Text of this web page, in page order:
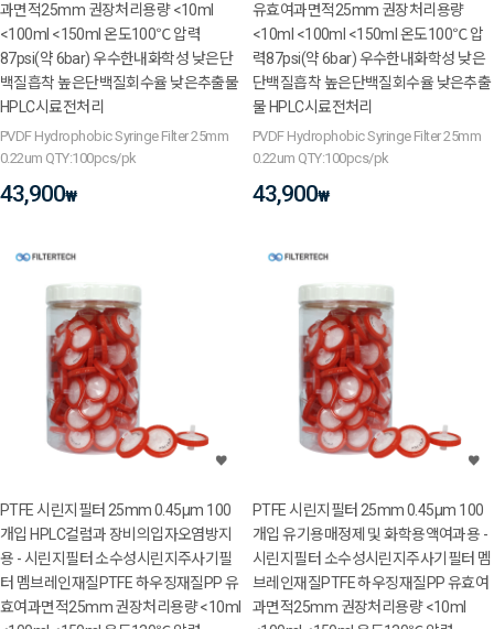
과면적25mm 권장처리용량 <10ml
<100ml <150ml 온도100℃ 압력
87psi(약 6bar) 우수한내화학성 낮은단
백질흡착 높은단백질회수율 낮은추출물
HPLC시료전처리
PVDF Hydrophobic Syringe Filter 25mm
0.22um QTY:100pcs/pk
43,900₩
유효여과면적25mm 권장처리용량
<10ml <100ml <150ml 온도100℃ 압
력87psi(약 6bar) 우수한내화학성 낮은
단백질흡착 높은단백질회수율 낮은추출
물 HPLC시료전처리
PVDF Hydrophobic Syringe Filter 25mm
0.22um QTY:100pcs/pk
43,900₩
PTFE 시린지필터 25mm 0.45μm 100
개입 HPLC컬럼과 장비의입자오염방지
용 - 시린지필터 소수성시린지주사기필
터 멤브레인재질PTFE 하우징재질PP 유
효여과면적25mm 권장처리용량 <10ml
PTFE 시린지필터 25mm 0.45μm 100
개입 유기용매정제 및 화학용액여과용 -
시린지필터 소수성시린지주사기필터 멤
브레인재질PTFE 하우징재질PP 유효여
과면적25mm 권장처리용량 <10ml